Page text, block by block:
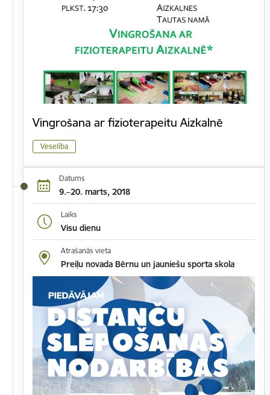
Vingrošana ar fizioterapeitu Aizkalnē
Veselība
Datums
9.–20. marts, 2018
Laiks
Visu dienu
Atrašanās vieta
Preiļu novada Bērnu un jauniešu sporta skola